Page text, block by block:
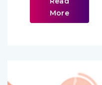
More